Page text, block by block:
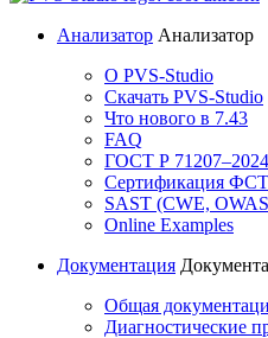
Анализатор Анализатор
О PVS-Studio
Скачать PVS-Studio
Что нового в 7.43
FAQ
ГОСТ Р 71207–2024
Сертификация
SAST (CWE,
Online Examples
Документация
Общая
Диагностические